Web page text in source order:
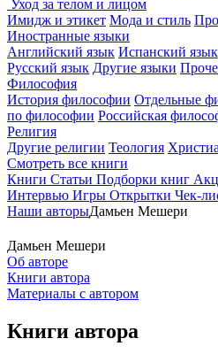
Уход за телом и лицом
Имидж и этикет Мода и стиль
Иностранные языки
Английский язык Испанский язык
Русский язык Другие языки
Философия
История философии Отдельные
по философии Российская
Религия
Другие религии Теология
Смотреть все книги
Книги Статьи Подборки книг
Интервью Игры Открытки Чек-
Наши авторыДамьен Мешери
Дамьен Мешери
Об авторе
Книги автора
Материалы с автором
Книги автора